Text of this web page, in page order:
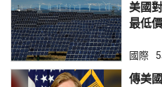
美國
最低
國際
傳美